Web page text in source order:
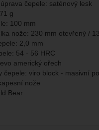
čepele: saténový lesk
g
100 mm
nože: 230 mm otevřený /
2,0 mm
54 - 56 HRC
americký ořech
čepele: viro block - masivní
nože
Bear